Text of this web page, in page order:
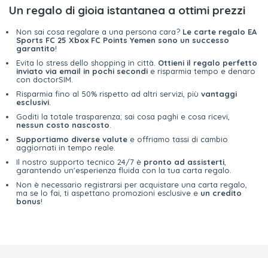
Un regalo di gioia istantanea a ottimi prezzi
Non sai cosa regalare a una persona cara? Le carte regalo EA
Sports FC 25 Xbox FC Points Yemen sono un successo
garantito!
Evita lo stress dello shopping in città. Ottieni il regalo perfetto
inviato via email in pochi secondi e risparmia tempo e denaro
con doctorSIM.
Risparmia fino al 50% rispetto ad altri servizi, più vantaggi
esclusivi
Goditi la totale trasparenza; sai cosa paghi e cosa ricevi,
nessun costo nascosto
Supportiamo diverse valute e offriamo tassi di cambio
aggiornati in tempo reale.
Il nostro supporto tecnico 24/7 è pronto ad assisterti
garantendo un'esperienza fluida con la tua carta regalo.
Non è necessario registrarsi per acquistare una carta regalo,
ma se lo fai, ti aspettano promozioni esclusive e un credito
bonus!